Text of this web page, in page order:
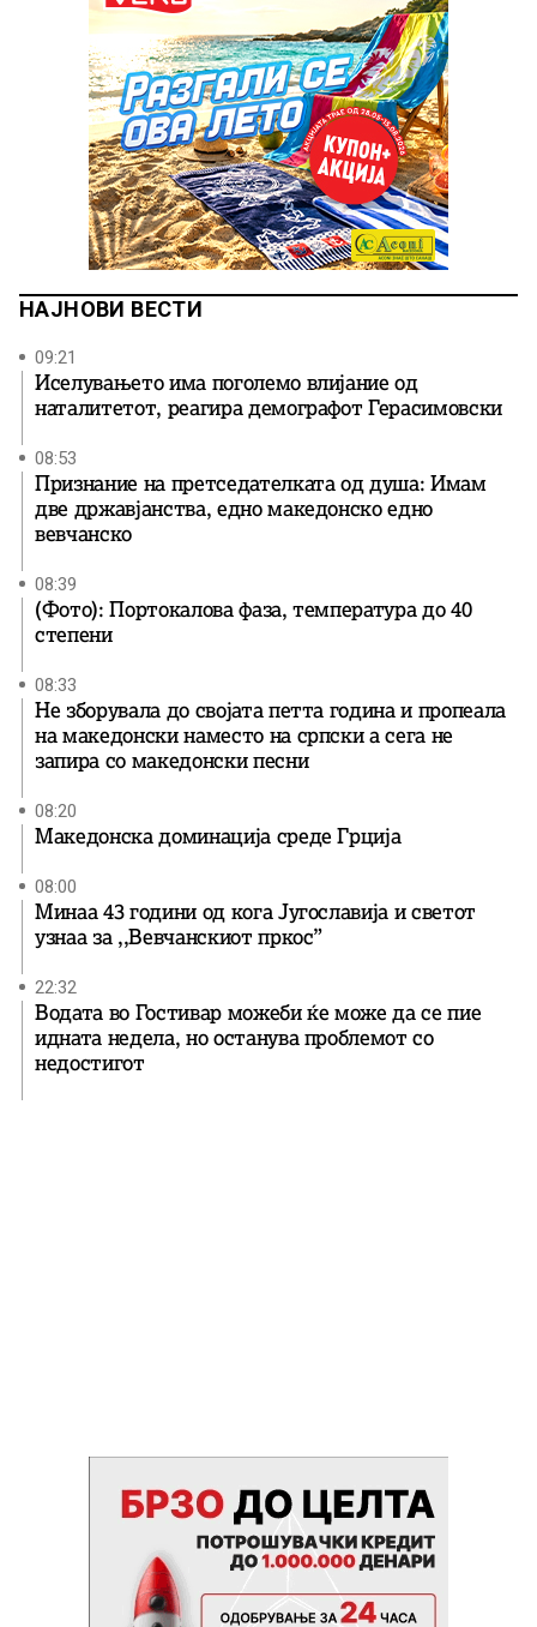
НАЈНОВИ ВЕСТИ
09:21
Иселувањето има поголемо влијание од
наталитетот, реагира демографот Герасимовски
08:53
Признание на претседателката од душа: Имам
две државјанства, едно македонско едно
вевчанско
08:39
(Фото): Портокалова фаза, температура до 40
степени
08:33
Не зборувала до својата петта година и пропеала
на македонски наместо на српски а сега не
запира со македонски песни
08:20
Македонска доминација среде Грција
08:00
Минаа 43 години од кога Југославија и светот
узнаа за ,,Вевчанскиот пркос”
22:32
Водата во Гостивар можеби ќе може да се пие
идната недела, но останува проблемот со
недостигот